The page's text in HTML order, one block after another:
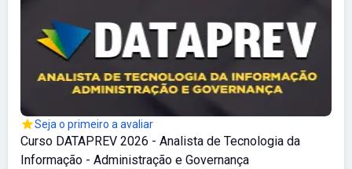
Seja o primeiro a avaliar
Curso DATAPREV 2026 - Analista de Tecnologia da
Informação - Administração e Governança